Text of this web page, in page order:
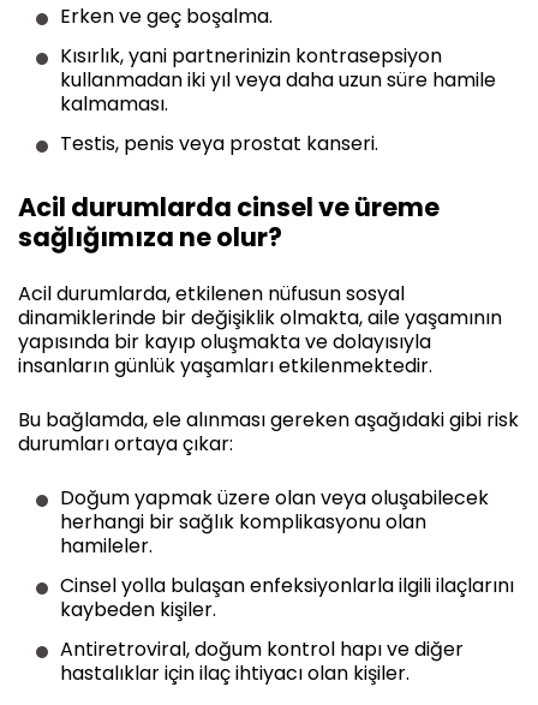
Erken ve geç boşalma.
Kısırlık, yani partnerinizin kontrasepsiyon
kullanmadan iki yıl veya daha uzun süre hamile
kalmaması.
Testis, penis veya prostat kanseri.
Acil durumlarda cinsel ve üreme
sağlığımıza ne olur?
Acil durumlarda, etkilenen nüfusun sosyal
dinamiklerinde bir değişiklik olmakta, aile yaşamının
yapısında bir kayıp oluşmakta ve dolayısıyla
insanların günlük yaşamları etkilenmektedir.
Bu bağlamda, ele alınması gereken aşağıdaki gibi risk
durumları ortaya çıkar:
Doğum yapmak üzere olan veya oluşabilecek
herhangi bir sağlık komplikasyonu olan
hamileler.
Cinsel yolla bulaşan enfeksiyonlarla ilgili ilaçlarını
kaybeden kişiler.
Antiretroviral, doğum kontrol hapı ve diğer
hastalıklar için ilaç ihtiyacı olan kişiler.